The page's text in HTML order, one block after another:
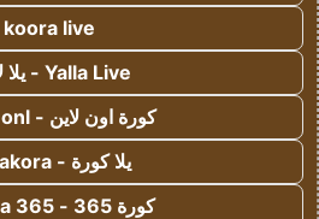
koora live
Yalla Live - يلا لايف
كورة اون لاين - koora onl
يلا كورة - yallakora
كورة 365 - kooora 365